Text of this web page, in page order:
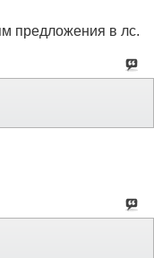
предложения в лс.